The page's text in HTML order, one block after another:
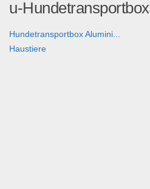
u-Hundetransportbox
Hundetransportbox Alumini...
Haustiere